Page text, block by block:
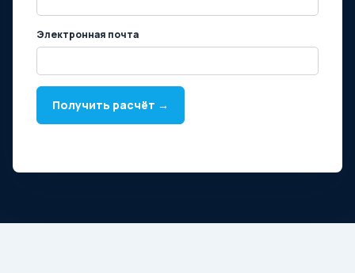
Электронная почта
Получить расчёт →